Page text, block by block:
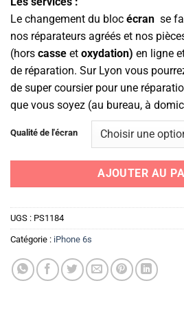
Le changement du bloc écran se
nos réparateurs agréés et nos
(hors casse et oxydation) en ligne
de réparation. Sur Lyon vous
de super coursier pour une
que vous soyez (au bureau, à
Qualité de l'écran
AJOUTER AU
UGS : PS1184
Catégorie : iPhone 6s